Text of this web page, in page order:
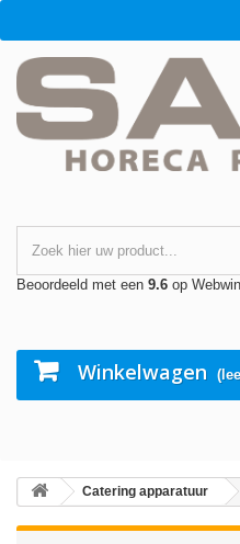
Beoordeeld met een 9.6 op
Winkelwagen
Catering apparatuur